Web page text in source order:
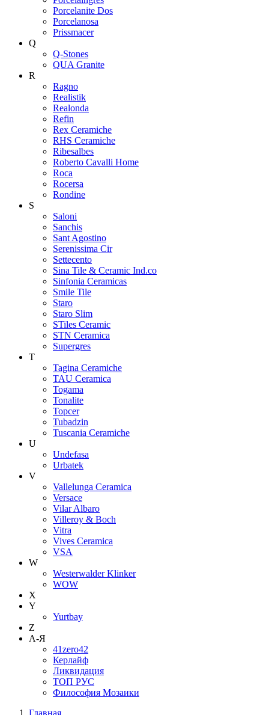
Porcelanite Dos
Porcelanosa
Prissmacer
Q
Q-Stones
QUA Granite
R
Ragno
Realistik
Realonda
Refin
Rex Ceramiche
RHS Ceramiche
Ribesalbes
Roberto Cavalli Home
Roca
Rocersa
Rondine
S
Saloni
Sanchis
Sant Agostino
Serenissima Cir
Settecento
Sina Tile & Ceramic Ind.co
Sinfonia Ceramicas
Smile Tile
Staro
Staro Slim
STiles Ceramic
STN Ceramica
Supergres
T
Tagina Ceramiche
TAU Ceramica
Togama
Tonalite
Topcer
Tubadzin
Tuscania Ceramiche
U
Undefasa
Urbatek
V
Vallelunga Ceramica
Versace
Vilar Albaro
Villeroy & Boch
Vitra
Vives Ceramica
VSA
W
Westerwalder Klinker
WOW
X
Y
Yurtbay
Z
А-Я
41zero42
Керлайф
Ликвидация
ТОП РУС
Философия Мозаики
Главная